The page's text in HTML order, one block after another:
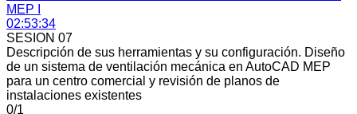
MEP I
02:53:34
SESION 07
Descripción de sus herramientas y su configuración. Diseño
de un sistema de ventilación mecánica en AutoCAD MEP
para un centro comercial y revisión de planos de
instalaciones existentes
0/1